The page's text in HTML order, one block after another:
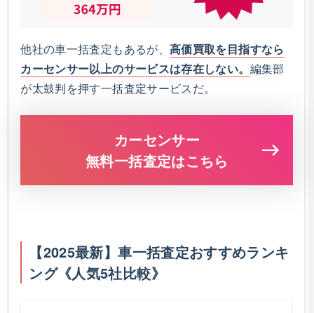
他社の車一括査定もあるが、高価買取を目指すなら
カーセンサー以上のサービスは存在しない。 編集部
が太鼓判を押す一括査定サービスだ。
カーセンサー
無料一括査定はこちら
【2025最新】車一括査定おすすめランキ
ング《人気5社比較》